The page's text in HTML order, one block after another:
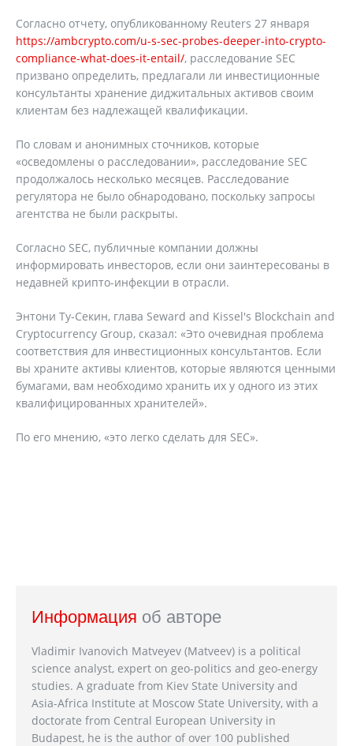
Согласно отчету, опубликованному Reuters 27 января
https://ambcrypto.com/u-s-sec-probes-deeper-into-crypto-
compliance-what-does-it-entail/, расследование SEC
призвано определить, предлагали ли инвестиционные
консультанты хранение диджитальных активов своим
клиентам без надлежащей квалификации.
По словам и анонимных сточников, которые
«осведомлены о расследовании», расследование SEC
продолжалось несколько месяцев. Расследование
регулятора не было обнародовано, поскольку запросы
агентства не были раскрыты.
Согласно SEC, публичные компании должны
информировать инвесторов, если они заинтересованы в
недавней крипто-инфекции в отрасли.
Энтони Ту-Секин, глава Seward and Kissel's Blockchain and
Cryptocurrency Group, сказал: «Это очевидная проблема
соответствия для инвестиционных консультантов. Если
вы храните активы клиентов, которые являются ценными
бумагами, вам необходимо хранить их у одного из этих
квалифицированных хранителей».
По его мнению, «это легко сделать для SEC».
Информация об авторе
Vladimir Ivanovich Matveyev (Matveev) is a political
science analyst, expert on geo-politics and geo-energy
studies. A graduate from Kiev State University and
Asia-Africa Institute at Moscow State University, with a
doctorate from Central European University in
Budapest, he is the author of over 100 published